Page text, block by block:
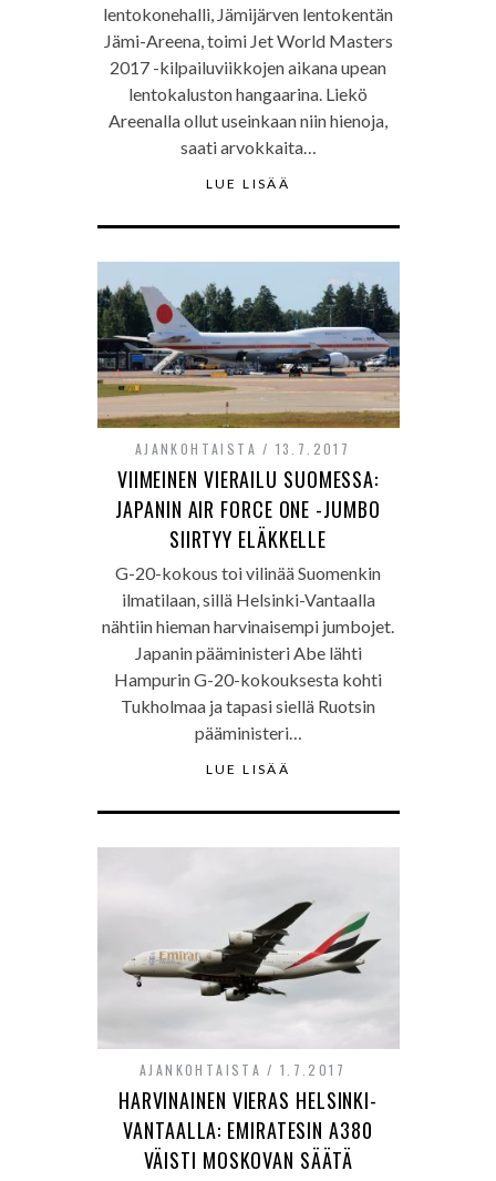
lentokonehalli, Jämijärven lentokentän
Jämi-Areena, toimi Jet World Masters
2017 -kilpailuviikkojen aikana upean
lentokaluston hangaarina. Liekö
Areenalla ollut useinkaan niin hienoja,
saati arvokkaita…
LUE LISÄÄ
AJANKOHTAISTA 13.7.2017
VIIMEINEN VIERAILU SUOMESSA:
JAPANIN AIR FORCE ONE -JUMBO
SIIRTYY ELÄKKELLE
G-20-kokous toi vilinää Suomenkin
ilmatilaan, sillä Helsinki-Vantaalla
nähtiin hieman harvinaisempi jumbojet.
Japanin pääministeri Abe lähti
Hampurin G-20-kokouksesta kohti
Tukholmaa ja tapasi siellä Ruotsin
pääministeri…
LUE LISÄÄ
AJANKOHTAISTA 1.7.2017
HARVINAINEN VIERAS HELSINKI-
VANTAALLA: EMIRATESIN A380
VÄISTI MOSKOVAN SÄÄTÄ